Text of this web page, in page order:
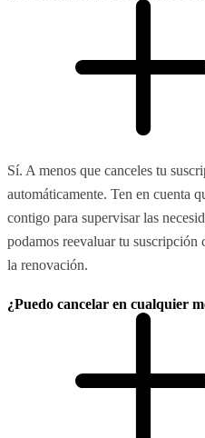
Sí. A menos que canceles tu
automáticamente. Ten en cuenta
contigo para supervisar las
podamos reevaluar tu suscripción
la renovación.
¿Puedo cancelar en cualquier